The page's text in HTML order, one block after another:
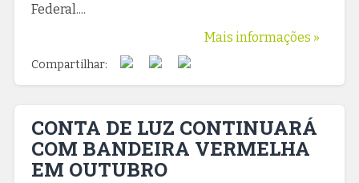
Federal....
Mais informações »
Compartilhar:
CONTA DE LUZ CONTINUARÁ
COM BANDEIRA VERMELHA
EM OUTUBRO